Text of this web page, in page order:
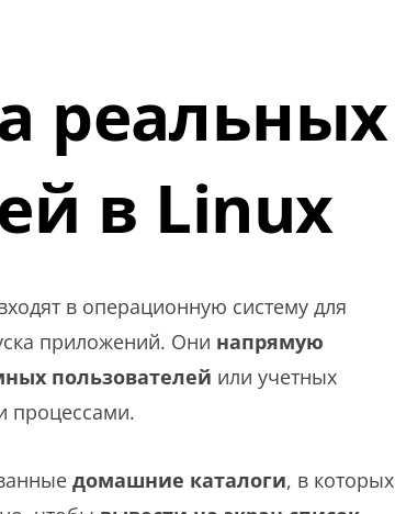
реальных
в Linux
в операционную систему для
приложений. Они напрямую
пользователей или учетных
процессами.
домашние каталоги, в которых